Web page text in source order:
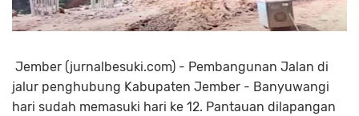
Jember (jurnalbesuki.com) - Pembangunan Jalan di
jalur penghubung Kabupaten Jember - Banyuwangi
hari sudah memasuki hari ke 12. Pantauan dilapangan